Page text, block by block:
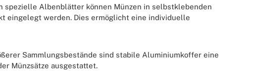
spezielle Albenblätter können Münzen in selbstklebenden
eingelegt werden. Dies ermöglicht eine individuelle
Sammlungsbestände sind stabile Aluminiumkoffer eine
Münzsätze ausgestattet.